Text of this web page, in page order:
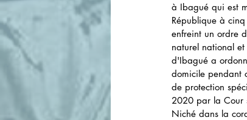
à Ibagué qui est
République à
enfreint un ordre
naturel national
d'Ibagué a
domicile pendant
de protection
2020 par la Cour
Niché dans la